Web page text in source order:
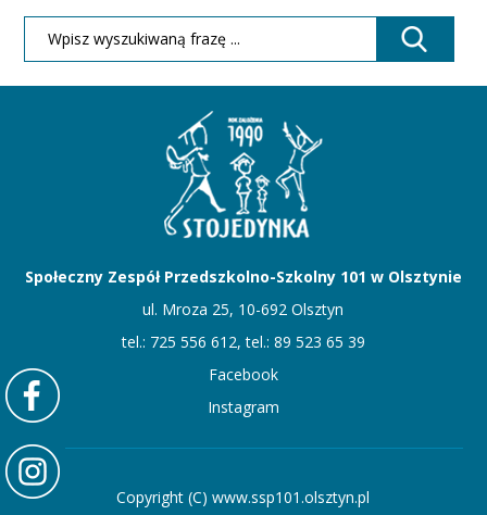
Społeczny Zespół Przedszkolno-Szkolny 101 w Olsztynie
ul. Mroza 25, 10-692 Olsztyn
tel.: 725 556 612, tel.: 89 523 65 39
Facebook
Instagram
Copyright (C) www.ssp101.olsztyn.pl